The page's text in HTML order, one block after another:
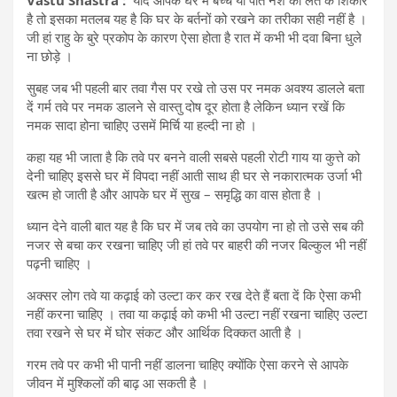
है तो इसका मतलब यह है कि घर के बर्तनों को रखने का तरीका सही नहीं है ।
जी हां राहु के बुरे प्रकोप के कारण ऐसा होता है रात में कभी भी दवा बिना धुले
ना छोड़े ।
सुबह जब भी पहली बार तवा गैस पर रखे तो उस पर नमक अवश्य डालले बता
दें गर्म तवे पर नमक डालने से वास्तु दोष दूर होता है लेकिन ध्यान रखें कि
नमक सादा होना चाहिए उसमें मिर्चि या हल्दी ना हो ।
कहा यह भी जाता है कि तवे पर बनने वाली सबसे पहली रोटी गाय या कुत्ते को
देनी चाहिए इससे घर में विपदा नहीं आती साथ ही घर से नकारात्मक उर्जा भी
खत्म हो जाती है और आपके घर में सुख – समृद्धि का वास होता है ।
ध्यान देने वाली बात यह है कि घर में जब तवे का उपयोग ना हो तो उसे सब की
नजर से बचा कर रखना चाहिए जी हां तवे पर बाहरी की नजर बिल्कुल भी नहीं
पढ़नी चाहिए ।
अक्सर लोग तवे या कढ़ाई को उल्टा कर कर रख देते हैं बता दें कि ऐसा कभी
नहीं करना चाहिए । तवा या कढ़ाई को कभी भी उल्टा नहीं रखना चाहिए उल्टा
तवा रखने से घर में घोर संकट और आर्थिक दिक्कत आती है ।
गरम तवे पर कभी भी पानी नहीं डालना चाहिए क्योंकि ऐसा करने से आपके
जीवन में मुश्किलों की बाढ़ आ सकती है ।